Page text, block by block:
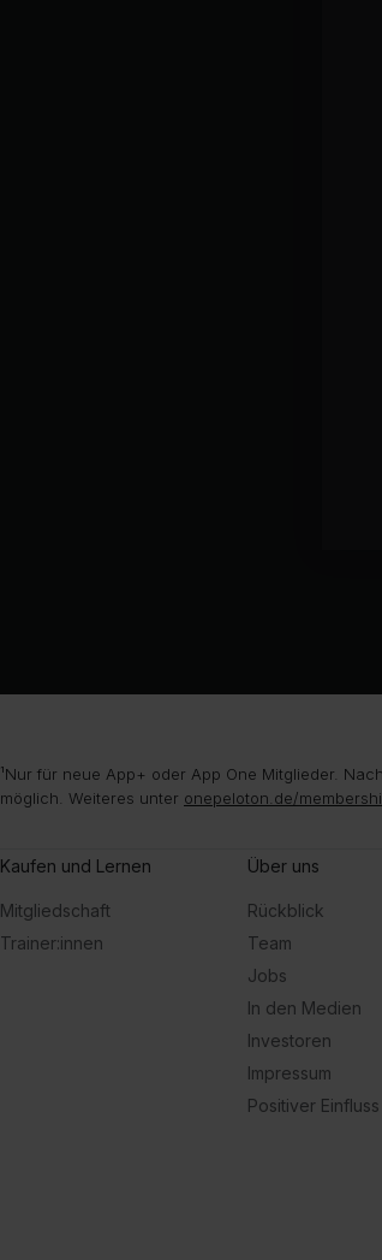
¹Nur für neue App+ oder App One Mitglieder.
möglich. Weiteres unter onepeloton.de/
Kaufen und Lernen
Mitgliedschaft
Trainer:innen
Über uns
Rückblick
Team
Jobs
In den Medien
Investoren
Impressum
Positiver